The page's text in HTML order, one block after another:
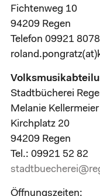
Fichtenweg 10
94209 Regen
Telefon 09921
Stadtbücherei
Melanie
Kirchplatz 20
94209 Regen
Tel.: 09921 52 82
Öffnungszeiten: